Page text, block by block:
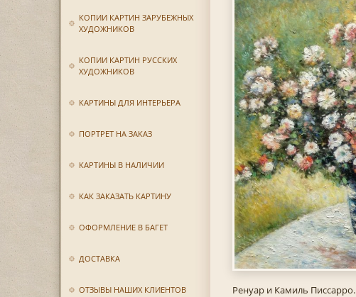
КОПИИ КАРТИН ЗАРУБЕЖНЫХ
ХУДОЖНИКОВ
КОПИИ КАРТИН РУССКИХ
ХУДОЖНИКОВ
КАРТИНЫ ДЛЯ ИНТЕРЬЕРА
ПОРТРЕТ НА ЗАКАЗ
КАРТИНЫ В НАЛИЧИИ
КАК ЗАКАЗАТЬ КАРТИНУ
ОФОРМЛЕНИЕ В БАГЕТ
ДОСТАВКА
ОТЗЫВЫ НАШИХ КЛИЕНТОВ
Ренуар и Камиль Писсарро.